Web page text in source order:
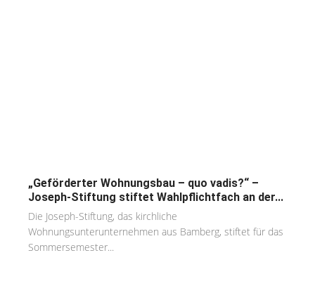
„Geförderter Wohnungsbau – quo vadis?“ –
Joseph-Stiftung stiftet Wahlpflichtfach an der...
Die Joseph-Stiftung, das kirchliche
Wohnungsunterunternehmen aus Bamberg, stiftet für das
Sommersemester...